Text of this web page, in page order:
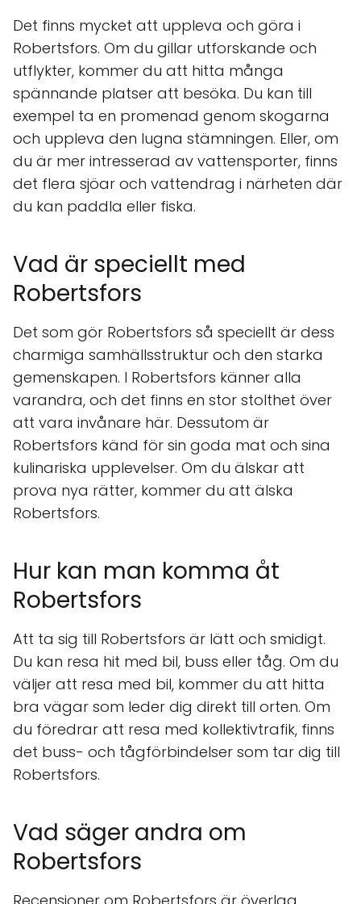
Det finns mycket att uppleva och göra i
Robertsfors. Om du gillar utforskande och
utflykter, kommer du att hitta många
spännande platser att besöka. Du kan till
exempel ta en promenad genom skogarna
och uppleva den lugna stämningen. Eller, om
du är mer intresserad av vattensporter, finns
det flera sjöar och vattendrag i närheten där
du kan paddla eller fiska.
Vad är speciellt med
Robertsfors
Det som gör Robertsfors så speciellt är dess
charmiga samhällsstruktur och den starka
gemenskapen. I Robertsfors känner alla
varandra, och det finns en stor stolthet över
att vara invånare här. Dessutom är
Robertsfors känd för sin goda mat och sina
kulinariska upplevelser. Om du älskar att
prova nya rätter, kommer du att älska
Robertsfors.
Hur kan man komma åt
Robertsfors
Att ta sig till Robertsfors är lätt och smidigt.
Du kan resa hit med bil, buss eller tåg. Om du
väljer att resa med bil, kommer du att hitta
bra vägar som leder dig direkt till orten. Om
du föredrar att resa med kollektivtrafik, finns
det buss- och tågförbindelser som tar dig till
Robertsfors.
Vad säger andra om
Robertsfors